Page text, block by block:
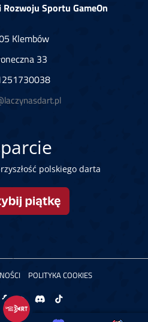
Sportu GameOn
Klembów
33
polskiego darta
POLITYKA COOKIES